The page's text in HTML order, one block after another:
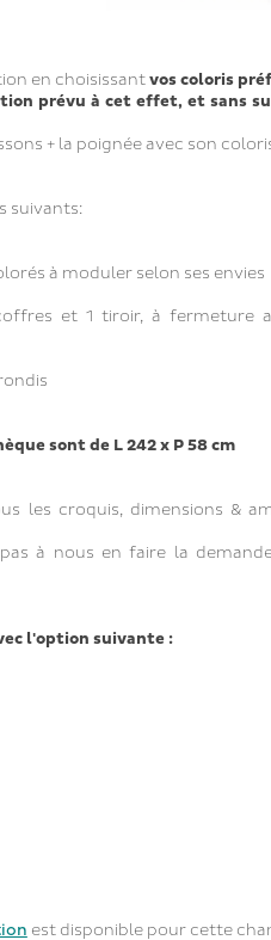
en choisissantvos coloris
prévu à cet effet, et sans
+ la poignée avec son
suivants:
à moduler selon ses envies
et 1 tiroir, à fermeture
sont de L 242 x P 58 cm
les croquis, dimensions &
à nous en faire la
l'option suivante :
est disponible pour cette